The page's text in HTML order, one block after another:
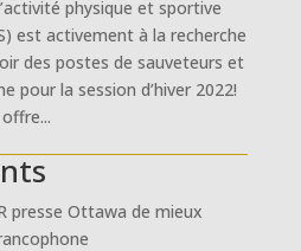
physique et sportive
est activement à la recherche
des postes de sauveteurs et
pour la session d’hiver 2022!
presse Ottawa de mieux